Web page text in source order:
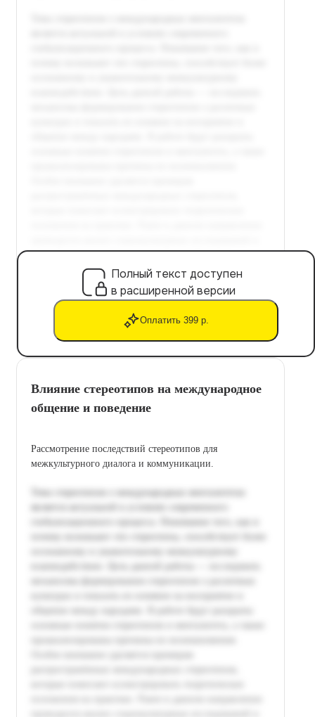
Полный текст доступен
в расширенной версии
Оплатить 399 р.
Влияние стереотипов на международное
общение и поведение
Рассмотрение последствий стереотипов для
межкультурного диалога и коммуникации.